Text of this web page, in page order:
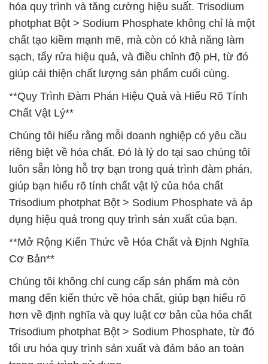
hóa quy trình và tăng cường hiệu suất. Trisodium
photphat Bột > Sodium Phosphate không chỉ là một
chất tạo kiềm mạnh mẽ, mà còn có khả năng làm
sạch, tẩy rửa hiệu quả, và điều chỉnh độ pH, từ đó
giúp cải thiện chất lượng sản phẩm cuối cùng.
**Quy Trình Đàm Phán Hiệu Quả và Hiểu Rõ Tính
Chất Vật Lý**
Chúng tôi hiểu rằng mỗi doanh nghiệp có yêu cầu
riêng biệt về hóa chất. Đó là lý do tại sao chúng tôi
luôn sẵn lòng hỗ trợ bạn trong quá trình đàm phán,
giúp bạn hiểu rõ tính chất vật lý của hóa chất
Trisodium photphat Bột > Sodium Phosphate và áp
dụng hiệu quả trong quy trình sản xuất của bạn.
**Mở Rộng Kiến Thức về Hóa Chất và Định Nghĩa
Cơ Bản**
Chúng tôi không chỉ cung cấp sản phẩm mà còn
mang đến kiến thức về hóa chất, giúp bạn hiểu rõ
hơn về định nghĩa và quy luật cơ bản của hóa chất
Trisodium photphat Bột > Sodium Phosphate, từ đó
tối ưu hóa quy trình sản xuất và đảm bảo an toàn